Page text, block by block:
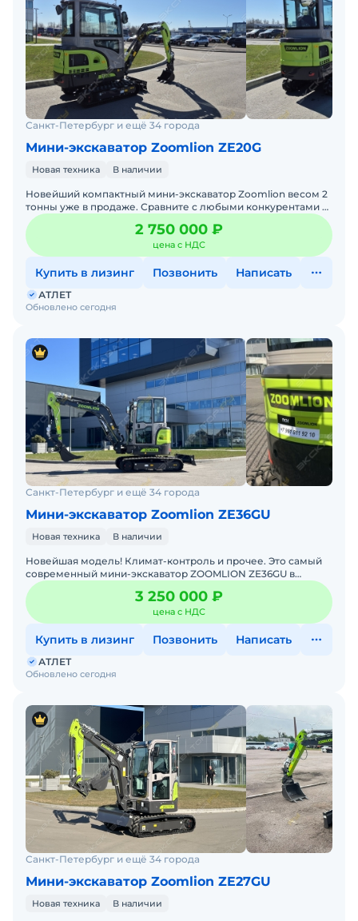
Санкт-Петербург и ещё 34 города
Мини-экскаватор Zoomlion ZE20G
Новая техника В наличии
Новейший компактный мини-экскаватор Zoomlion весом 2
тонны уже в продаже. Сравните с любыми конкурентами и
оцените наши преимущества. Приглашаем на тест-драйв н
2 750 000 ₽
цена с НДС
Купить в лизинг Позвонить Написать
Обновлено сегодня
АТЛЕТ
Санкт-Петербург и ещё 34 города
Мини-экскаватор Zoomlion ZE36GU
Новая техника В наличии
Новейшая модель! Климат-контроль и прочее. Это самый
современный мини-экскаватор ZOOMLION ZE36GU в
категории до 4 тонн!Непревзойдённая плавность
операций как у
3 250 000 ₽
цена с НДС
Купить в лизинг Позвонить Написать
Обновлено сегодня
АТЛЕТ
Санкт-Петербург и ещё 34 города
Мини-экскаватор Zoomlion ZE27GU
Новая техника В наличии